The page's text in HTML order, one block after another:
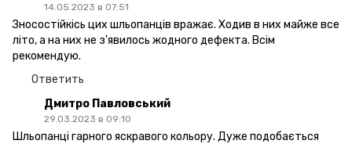
14.05.2023 в 07:51
Зносостійкісь цих шльопанців вражає. Ходив в них майже все
літо, а на них не з'явилось жодного дефекта. Всім
рекомендую.
Ответить
Дмитро Павловський
29.03.2023 в 09:10
Шльопанці гарного яскравого кольору. Дуже подобається